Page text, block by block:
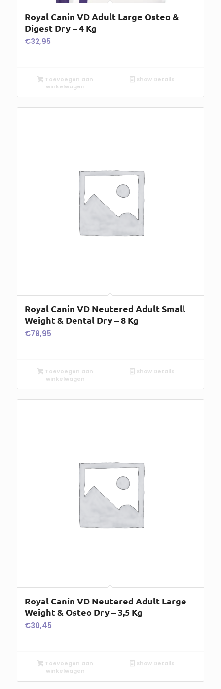
Royal Canin VD Adult Large Osteo &
Digest Dry – 4 Kg
€32,95
Toevoegen aan
winkelwagen
Show Details
Royal Canin VD Neutered Adult Small
Weight & Dental Dry – 8 Kg
€78,95
Toevoegen aan
winkelwagen
Show Details
Royal Canin VD Neutered Adult Large
Weight & Osteo Dry – 3,5 Kg
€30,45
Toevoegen aan
winkelwagen
Show Details